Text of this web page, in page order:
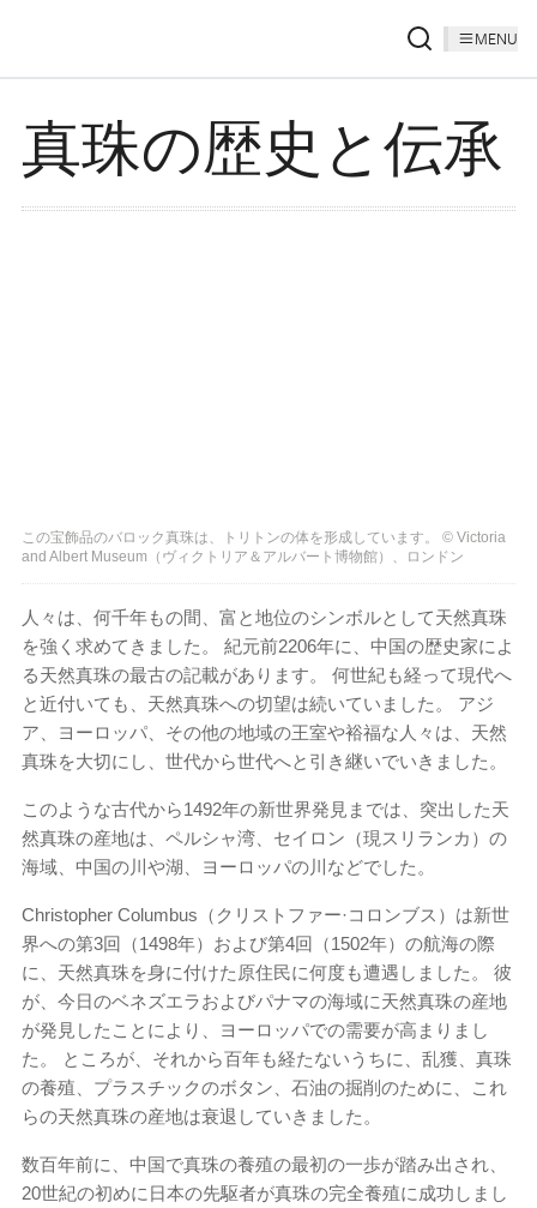
MENU
真珠の歴史と伝承
この宝飾品のバロック真珠は、トリトンの体を形成しています。 © Victoria
and Albert Museum（ヴィクトリア＆アルバート博物館）、ロンドン
人々は、何千年もの間、富と地位のシンボルとして天然真珠
を強く求めてきました。 紀元前2206年に、中国の歴史家によ
る天然真珠の最古の記載があります。 何世紀も経って現代へ
と近付いても、天然真珠への切望は続いていました。 アジ
ア、ヨーロッパ、その他の地域の王室や裕福な人々は、天然
真珠を大切にし、世代から世代へと引き継いでいきました。
このような古代から1492年の新世界発見までは、突出した天
然真珠の産地は、ペルシャ湾、セイロン（現スリランカ）の
海域、中国の川や湖、ヨーロッパの川などでした。
Christopher Columbus（クリストファー·コロンブス）は新世
界への第3回（1498年）および第4回（1502年）の航海の際
に、天然真珠を身に付けた原住民に何度も遭遇しました。 彼
が、今日のベネズエラおよびパナマの海域に天然真珠の産地
が発見したことにより、ヨーロッパでの需要が高まりまし
た。 ところが、それから百年も経たないうちに、乱獲、真珠
の養殖、プラスチックのボタン、石油の掘削のために、これ
らの天然真珠の産地は衰退していきました。
数百年前に、中国で真珠の養殖の最初の一歩が踏み出され、
20世紀の初めに日本の先駆者が真珠の完全養殖に成功しまし